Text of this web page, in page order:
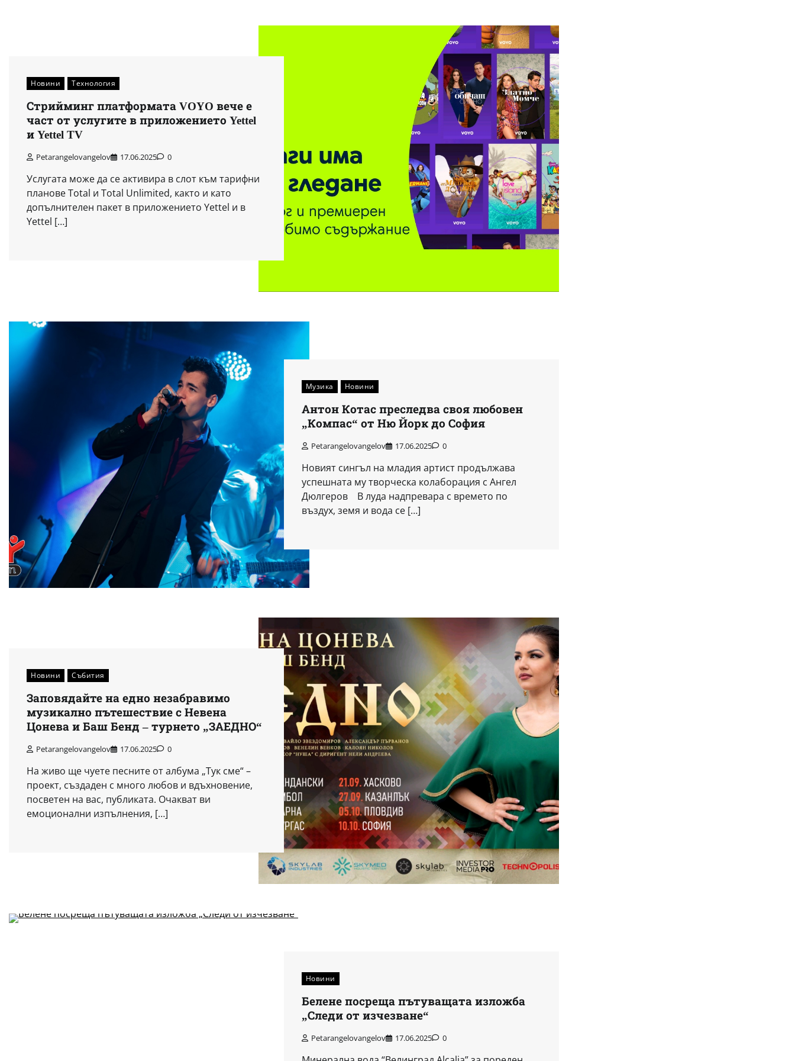
Новини Технология
Стрийминг платформата VOYO вече е
част от услугите в приложението Yettel
и Yettel TV
Petarangelovangelov 17.06.2025 0
Услугата може да се активира в слот към тарифни
планове Total и Total Unlimited, както и като
допълнителен пакет в приложението Yettel и в
Yettel […]
Музика Новини
Антон Котас преследва своя любовен
„Компас“ от Ню Йорк до София
Petarangelovangelov 17.06.2025 0
Новият сингъл на младия артист продължава
успешната му творческа колаборация с Ангел
Дюлгеров В луда надпревара с времето по
въздух, земя и вода се […]
Новини Събития
Заповядайте на едно незабравимо
музикално пътешествие с Невена
Цонева и Баш Бенд – турнето „ЗАЕДНО“
Petarangelovangelov 17.06.2025 0
На живо ще чуете песните от албума „Тук сме“ –
проект, създаден с много любов и вдъхновение,
посветен на вас, публиката. Очакват ви
емоционални изпълнения, […]
Новини
Белене посреща пътуващата изложба
„Следи от изчезване“
Petarangelovangelov 17.06.2025 0